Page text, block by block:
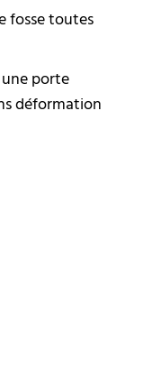
fosse toutes
porte
déformation